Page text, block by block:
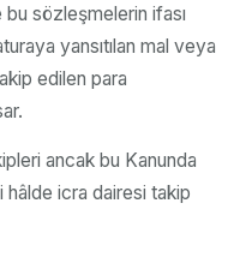
sözleşmelerin ifası
yansıtılan mal veya
edilen para
ancak bu Kanunda
hâlde icra dairesi takip